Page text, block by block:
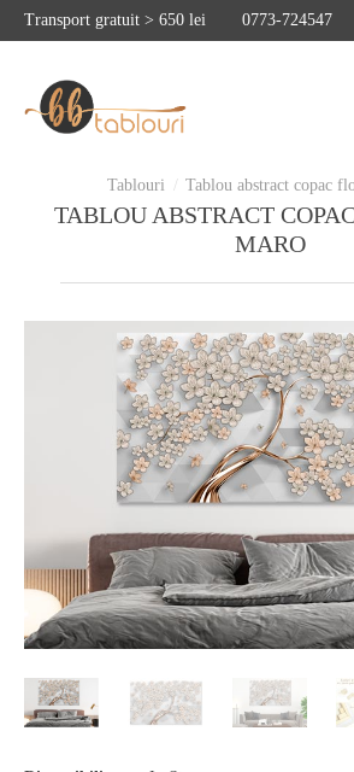
Transport gratuit > 650 lei 0773-724547
Tablou abstract copac
TABLOU ABSTRACT
MARO